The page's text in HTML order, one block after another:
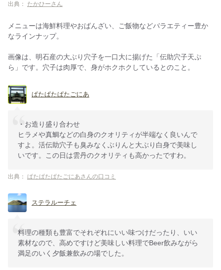
出典： たかひーさん
メニューは海鮮料理やおばんざい、ご飯物などバラエティー豊か
なラインナップ。
画像は、明石産の大ぶり穴子を一口大に揚げた「伝助穴子天ぷ
ら」です。穴子は肉厚で、身がホクホクしているとのこと。
ぱたぱたぱたごにあ
・お造り盛り合わせ
ヒラメや真鯛などの白身のクオリティが半端なく良いんで
すよ。活伝助穴子も臭みなくぶりんと大ぶり白身で美味し
いです。この日は雲丹のクオリティも高かったですわ。
出典： ぱたぱたぱたごにあさんの口コミ
ステラルーチェ
料理の種類も豊富でそれぞれにいい味つけだったり、いい
素材なので、高めですけど美味しい料理でBeer飲みながら
満足のいく夕飯兼飲みの場でした。